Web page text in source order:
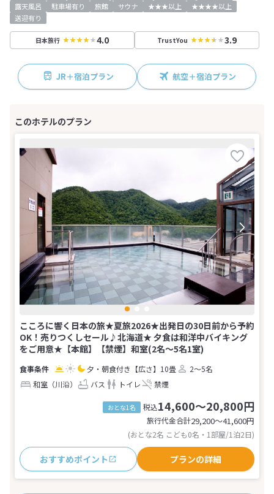
露天風呂
駐車場有り 旅館 サウナ ★★★以上
★★★★以上
送迎有り
日本旅行 4.0 TrustYou 3.9
JR＋宿泊プラン 航空＋宿泊プラン
こころに響く日本の旅★夏旅2026★出発日の30日前から予約
OK！売りつくしセール♪北海道★ 夕食は和洋中バイキング
をご用意★【本館】【禁煙】和室(2名～5名1室)
夕・朝食付き 【広さ】10畳
2～5名
和室（川沿）
バス トイレ 禁煙
おとな1名 税込14,600～20,800円
旅行代金合計29,200〜41,600円
(おとな2名 こども0名・1部屋/1泊2日)
おすすめポイント プランの詳細